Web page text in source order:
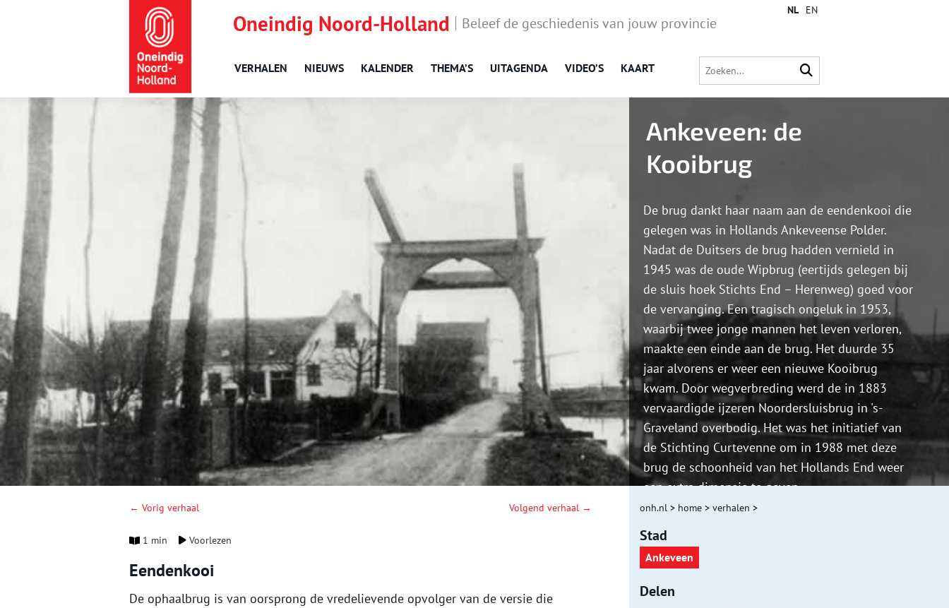
Oneindig Noord-Holland Beleef de geschiedenis van jouw provincie
VERHALEN NIEUWS KALENDER THEMA’S UITAGENDA VIDEO’S KAART
NL EN
Ankeveen: de
Kooibrug
De brug dankt haar naam aan de eendenkooi die
gelegen was in Hollands Ankeveense Polder.
Nadat de Duitsers de brug hadden vernield in
1945 was de oude Wipbrug (eertijds gelegen bij
de sluis hoek Stichts End – Herenweg) goed voor
de vervanging. Een tragisch ongeluk in 1953,
waarbij twee jonge mannen het leven verloren,
maakte een einde aan de brug. Het duurde 35
jaar alvorens er weer een nieuwe Kooibrug
kwam. Door wegverbreding werd de in 1883
vervaardigde ijzeren Noordersluisbrug in 's-
Graveland overbodig. Het was het initiatief van
de Stichting Curtevenne om in 1988 met deze
brug de schoonheid van het Hollands End weer
een extra dimensie te geven.
← Vorig verhaal Volgend verhaal →
1 min Voorlezen
Eendenkooi
De ophaalbrug is van oorsprong de vredelievende opvolger van de versie die
onh.nl > home > verhalen >
Stad
Ankeveen
Delen